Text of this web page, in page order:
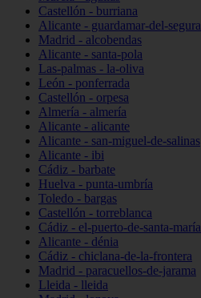
Castellón - burriana
Alicante - guardamar-del-segura
Madrid - alcobendas
Alicante - santa-pola
Las-palmas - la-oliva
León - ponferrada
Castellón - orpesa
Almería - almería
Alicante - alicante
Alicante - san-miguel-de-salinas
Alicante - ibi
Cádiz - barbate
Huelva - punta-umbría
Toledo - bargas
Castellón - torreblanca
Cádiz - el-puerto-de-santa-maría
Alicante - dénia
Cádiz - chiclana-de-la-frontera
Madrid - paracuellos-de-jarama
Lleida - lleida